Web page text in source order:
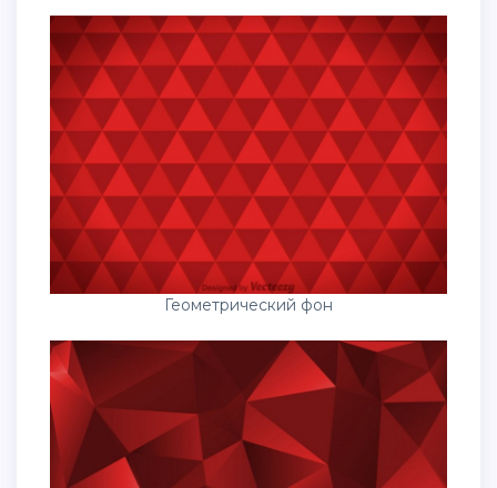
Геометрический фон